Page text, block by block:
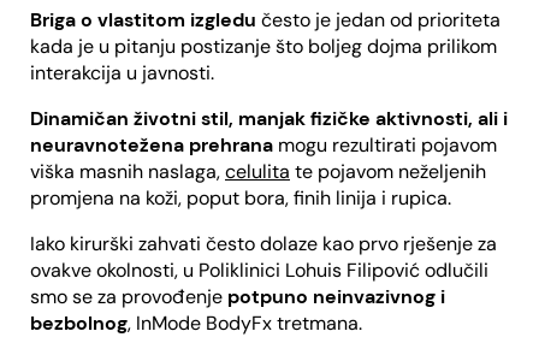
Briga o vlastitom izgledu često je jedan od prioriteta
kada je u pitanju postizanje što boljeg dojma prilikom
interakcija u javnosti.
Dinamičan životni stil, manjak fizičke aktivnosti, ali i
neuravnotežena prehrana mogu rezultirati pojavom
viška masnih naslaga,celulita te pojavom neželjenih
promjena na koži, poput bora, finih linija i rupica.
Iako kirurški zahvati često dolaze kao prvo rješenje za
ovakve okolnosti, u Poliklinici Lohuis Filipović odlučili
smo se za provođenje potpuno neinvazivnog i
bezbolnog, InMode BodyFx tretmana.